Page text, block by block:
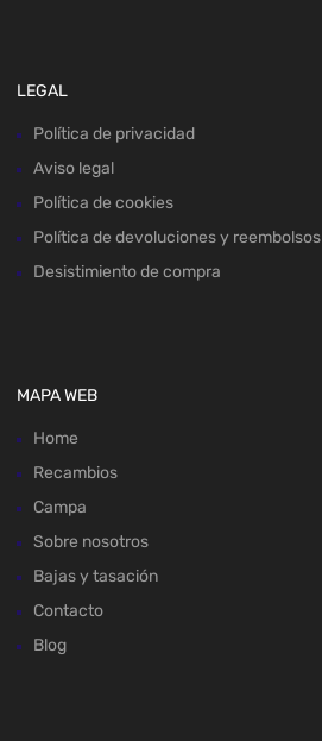
LEGAL
Política de privacidad
Aviso legal
Política de cookies
Política de devoluciones y reembolsos
Desistimiento de compra
MAPA WEB
Home
Recambios
Campa
Sobre nosotros
Bajas y tasación
Contacto
Blog